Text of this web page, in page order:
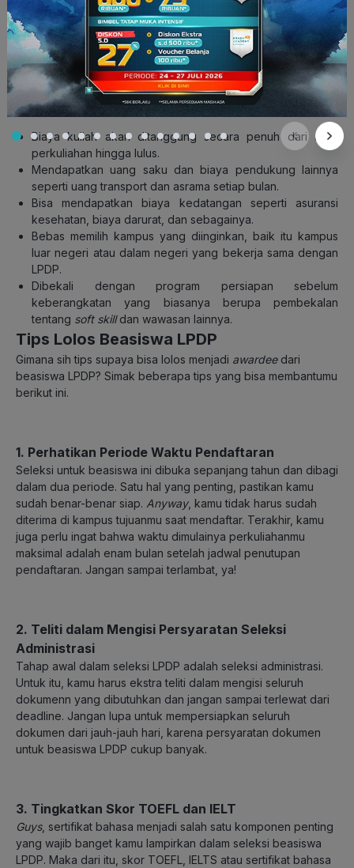
Membuatnya
Keunggulan Beasiswa LPDP
Apa aja sih keunggulan atau manfaat yang bisa didapatkan
oleh paraawardee beasiswa LPDP?
Biaya kuliah akan ditanggung secara penuh dari awal
perkuliahan hingga lulus.
Mendapatkan uang saku dan biaya pendukung lainnya
seperti uang transport dan asrama setiap bulan.
Bisa mendapatkan biaya kedatangan seperti asuransi
kesehatan, biaya darurat, dan sebagainya.
Bebas memilih kampus yang diinginkan, baik itu kampus
luar negeri atau dalam negeri yang bekerja sama dengan
LPDP.
Dibekali dengan program persiapan sebelum
keberangkatan yang biasanya berupa pembekalan
tentang soft skilldan wawasan lainnya.
Tips Lolos Beasiswa LPDP
Gimana sih tips supaya bisa lolos menjadi awardee dari
beasiswa LPDP? Simak beberapa tips yang bisa membantumu
berikut ini.
1. Perhatikan Periode Waktu Pendaftaran
Seleksi untuk beasiswa ini dibuka sepanjang tahun dan dibagi
dalam dua periode. Satu hal yang penting, pastikan kamu
sudah benar-benar siap. Anyway, kamu tidak harus sudah
diterima di kampus tujuanmu saat mendaftar. Terakhir, kamu
juga perlu ingat bahwa waktu dimulainya perkuliahanmu
maksimal adalah enam bulan setelah jadwal penutupan
pendaftaran. Jangan sampai terlambat, ya!
2. Teliti dalam Mengisi Persyaratan Seleksi
Administrasi
Tahap awal dalam seleksi LPDP adalah seleksi administrasi.
Untuk itu, kamu harus ekstra teliti dalam mengisi seluruh
dokumenn yang dibutuhkan dan jangan sampai terlewat dari
deadline. Jangan lupa untuk mempersiapkan seluruh
dokumen dari jauh-jauh hari, karena persyaratan dokumen
untuk beasiswa LPDP cukup banyak.
3. Tingkatkan Skor TOEFL dan IELT
Guys, sertifikat bahasa menjadi salah satu komponen penting
yang wajib banget kamu lampirkan dalam seleksi beasiswa
LPDP. Maka dari itu, skor TOEFL, IELTS atau sertifikat bahasa